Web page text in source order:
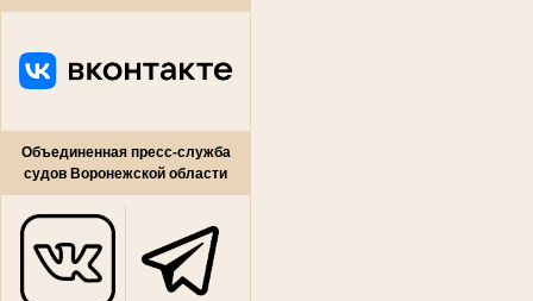
Объединенная пресс-служба
судов Воронежской области